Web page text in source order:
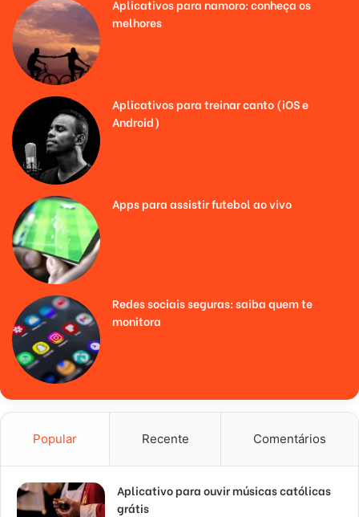
Aplicativos para namoro: conheça os
melhores
Aplicativos para treinar canto (iOS e
Android)
Apps para assistir futebol ao vivo
Redes sociais seguras: saiba quem te
monitora
Popular Recente Comentários
Aplicativo para ouvir músicas católicas
grátis